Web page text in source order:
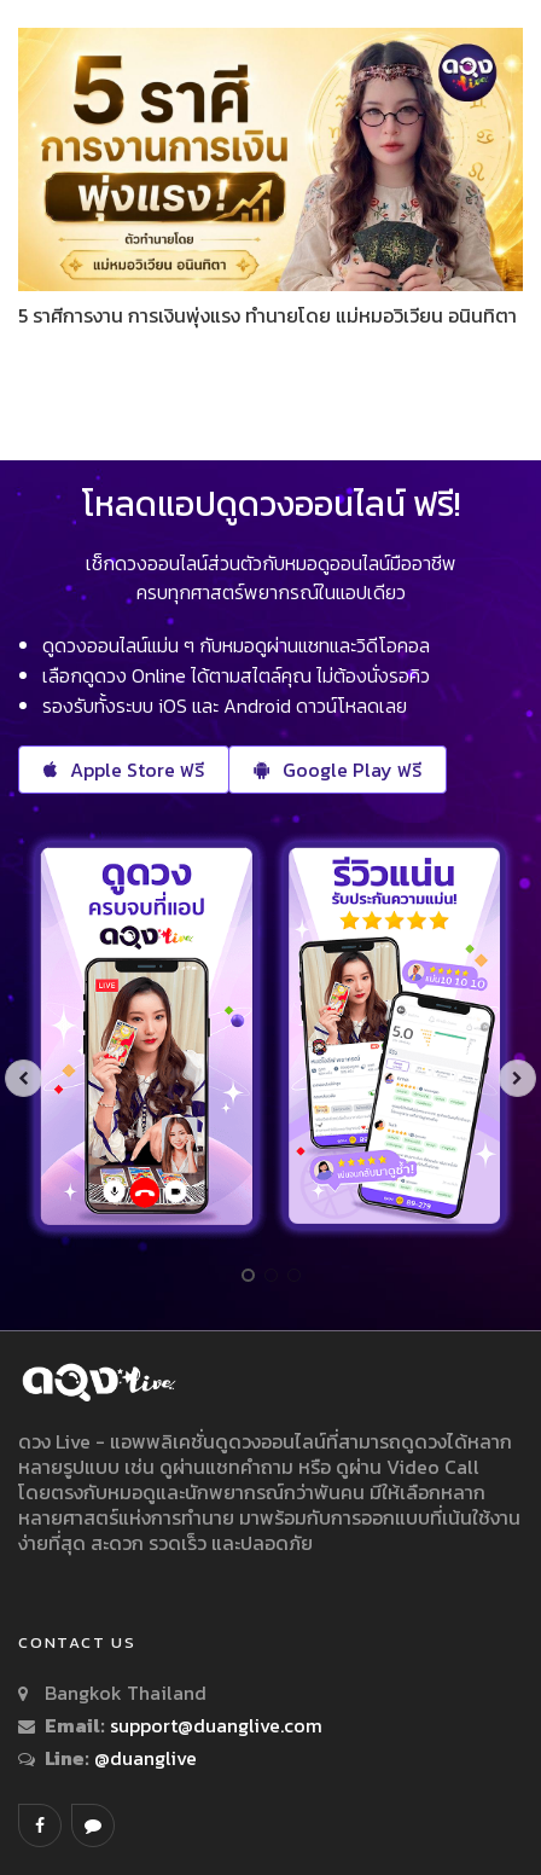
5 ราศีการงาน การเงินพุ่งแรง ทำนายโดย แม่หมอวิเวียน อนินทิตา
โหลดแอปดูดวงออนไลน์ ฟรี!
เช็กดวงออนไลน์ส่วนตัวกับหมอดูออนไลน์มืออาชีพ
ครบทุกศาสตร์พยากรณ์ในแอปเดียว
ดูดวงออนไลน์แม่น ๆ กับหมอดูผ่านแชทและวิดีโอคอล
เลือกดูดวง Online ได้ตามสไตล์คุณ ไม่ต้องนั่งรอคิว
รองรับทั้งระบบ iOS และ Android ดาวน์โหลดเลย
Apple Store ฟรี Google Play ฟรี
ดวง Live - แอพพลิเคชั่นดูดวงออนไลน์ที่สามารถดูดวงได้หลาก
หลายรูปแบบ เช่น ดูผ่านแชทคำถาม หรือ ดูผ่าน Video Call
โดยตรงกับหมอดูและนักพยากรณ์กว่าพันคน มีให้เลือกหลาก
หลายศาสตร์แห่งการทำนาย มาพร้อมกับการออกแบบที่เน้นใช้งาน
ง่ายที่สุด สะดวก รวดเร็ว และปลอดภัย
CONTACT US
Bangkok Thailand
Email: support@duanglive.com
Line: @duanglive